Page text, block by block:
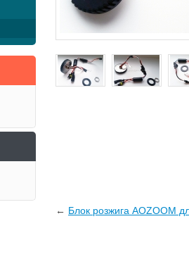
← Блок розжига AOZOOM